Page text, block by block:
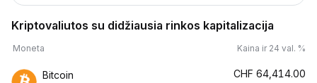
Kriptovaliutos su didžiausia rinkos kapitalizacija
Moneta Kaina ir 24 val. %
Bitcoin CHF 64,414.00